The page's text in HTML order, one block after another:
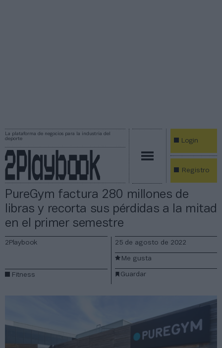
La plataforma de negocios para la industria del
deporte
Login
Registro
PureGym factura 280 millones de
libras y recorta sus pérdidas a la mitad
en el primer semestre
2Playbook
Fitness
25 de agosto de 2022
Guardar
Me gusta